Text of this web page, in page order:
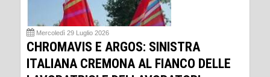
Mercoledì 29 Luglio 2026
CHROMAVIS E ARGOS: SINISTRA
ITALIANA CREMONA AL FIANCO DELLE